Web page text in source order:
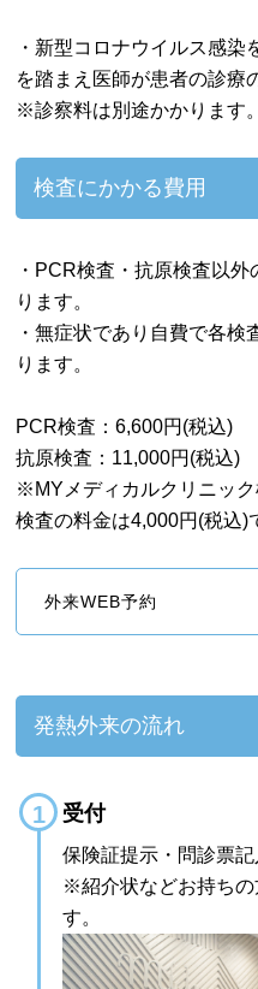
・新型コロナウイルス感
を踏まえ医師が患者の診療
※診察料は別途かかります。
検査にかかる費用
・PCR検査・抗原検査以
ります。
・無症状であり自費で各
ります。
PCR検査：6,600円(税込)
抗原検査：11,000円(税込)
※MYメディカルクリニッ
検査の料金は4,000円(税込)
外来WEB予約
発熱外来の流れ
受付
保険証提示・問診票記
※紹介状などお持ちの
す。